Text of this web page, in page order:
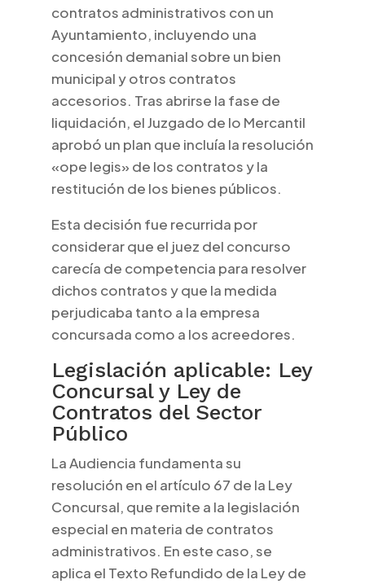
contratos administrativos con un
Ayuntamiento, incluyendo una
concesión demanial sobre un bien
municipal y otros contratos
accesorios. Tras abrirse la fase de
liquidación, el Juzgado de lo Mercantil
aprobó un plan que incluía la resolución
«ope legis» de los contratos y la
restitución de los bienes públicos.
Esta decisión fue recurrida por
considerar que el juez del concurso
carecía de competencia para resolver
dichos contratos y que la medida
perjudicaba tanto a la empresa
concursada como a los acreedores.
Legislación aplicable: Ley
Concursal y Ley de
Contratos del Sector
Público
La Audiencia fundamenta su
resolución en el artículo 67 de la Ley
Concursal, que remite a la legislación
especial en materia de contratos
administrativos. En este caso, se
aplica el Texto Refundido de la Ley de